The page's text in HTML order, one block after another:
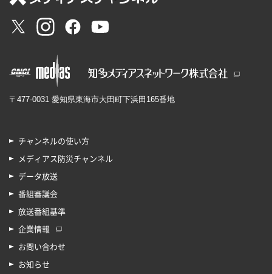
〒477-0031 愛知県東海市大田町下浜田165番地
チャンネルの使い方
メディアス防災チャンネル
データ放送
番組審議会
放送番組基準
企業情報
お問い合わせ
お知らせ